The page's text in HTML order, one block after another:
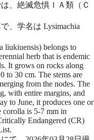
、絶滅危惧ＩＡ類（Ｃ
、学名は Lysimachia
liukiuensis) belongs to
herb that is endemic
It grows on rocks along
to 30 cm. The stems are
from the nodes. The
with entire margins, and
to June, it produces one or
is 5-7 mm in
Endangered (CR)